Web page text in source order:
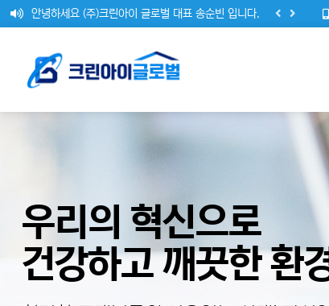
안녕하세요 (주)크린아이 글로벌 대표 송순빈 입니다.
(주)크린아이 글로벌 홈페이지가 리뉴얼 되었습니다.
우리의 혁신으로
건강하고 깨끗한 환